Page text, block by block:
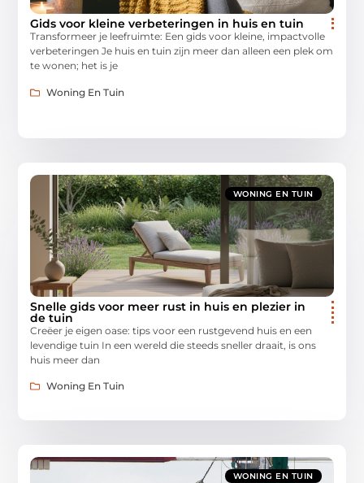
Gids voor kleine verbeteringen in huis en tuin
Transformeer je leefruimte: Een gids voor kleine, impactvolle
verbeteringen Je huis en tuin zijn meer dan alleen een plek om
te wonen; het is je
Woning En Tuin
WONING EN TUIN
Snelle gids voor meer rust in huis en plezier in
de tuin
Creëer je eigen oase: tips voor een rustgevend huis en een
levendige tuin In een wereld die steeds sneller draait, is ons
huis meer dan
Woning En Tuin
WONING EN TUIN